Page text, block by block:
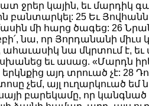
ջրեր կային, եւ մարդիկ
բանտարկել: 25 Եւ
մի հարց ծագեց: 26
նա, որ Յորդանանի միւս
ահաւասիկ նա մկրտում է,
եւ ասաց. «Մարդն
այդ տրուած չէ: 28
չեմ, այլ ուղարկուած եմ
բարեկամը, որ կանգնած